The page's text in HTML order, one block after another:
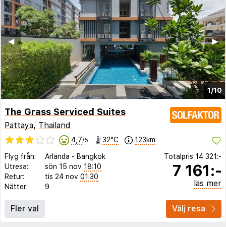
1/10
▶︎
◀︎
The Grass Serviced Suites
Pattaya, Thailand
4,7/5 32°C 123km
Flyg från: Arlanda - Bangkok
Utresa:
sön 15 nov 18:10
Retur:
tis 24 nov 01:30
Nätter:
9
Totalpris 14 321:-
7 161:-
läs mer
Fler val Välj resa